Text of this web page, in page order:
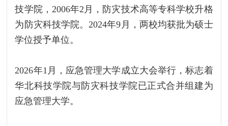
技学院，2006年2月，防灾技术高等专科学校升格
为防灾科技学院。2024年9月，两校均获批为硕士
学位授予单位。
2026年1月，应急管理大学成立大会举行，标志着
华北科技学院与防灾科技学院已正式合并组建为
应急管理大学。